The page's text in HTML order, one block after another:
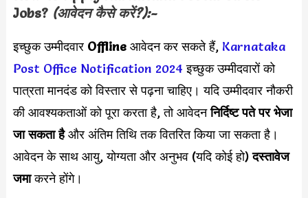
Jobs?(आवेदन कैसे करें?):-
इच्छुक उम्मीदवार Offline आवेदन कर सकते हैं, Karnataka
Post Office Notification 2024 इच्छुक उम्मीदवारों को
पात्रता मानदंड को विस्तार से पढ़ना चाहिए। यदि उम्मीदवार नौकरी
की आवश्यकताओं को पूरा करता है, तो आवेदननिर्दिष्ट पते पर भेजा
जा सकता हैऔर अंतिम तिथि तक वितरित किया जा सकता है।
आवेदन के साथ आयु, योग्यता और अनुभव (यदि कोई हो)दस्तावेज
जमाकरने होंगे।